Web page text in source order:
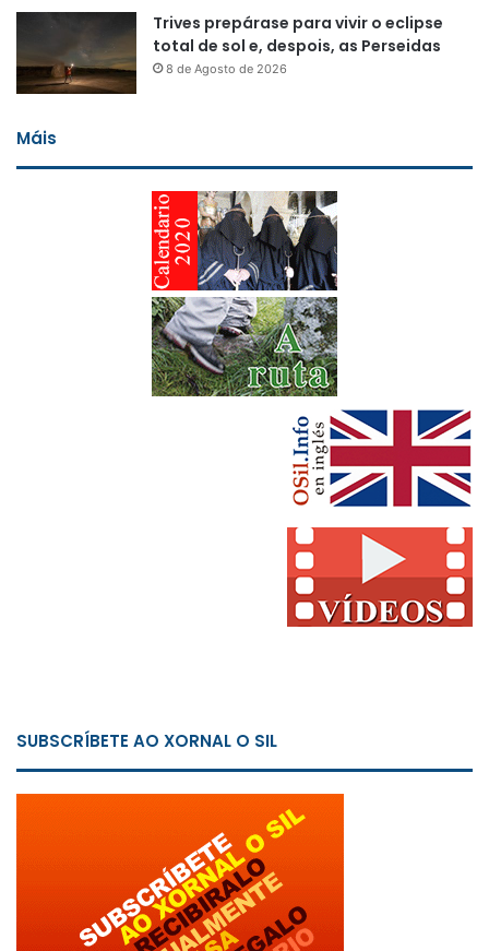
Trives prepárase para vivir o eclipse
total de sol e, despois, as Perseidas
8 de Agosto de 2026
Máis
SUBSCRÍBETE AO XORNAL O SIL